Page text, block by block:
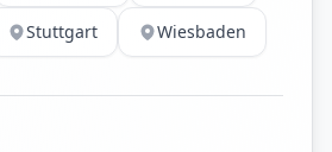
Stuttgart Wiesbaden